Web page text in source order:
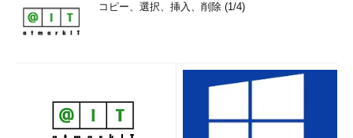
コピー、選択、挿入、削除 (1/4)